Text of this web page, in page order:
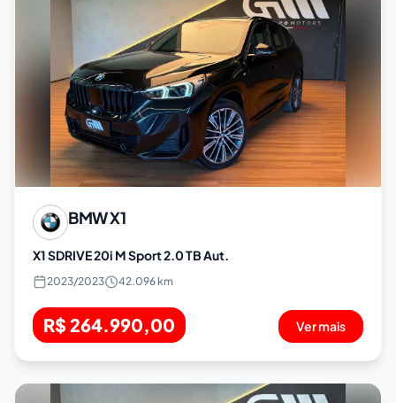
BMWX1
X1 SDRIVE 20i M Sport 2.0 TB Aut.
2023/2023 42.096 km
R$ 264.990,00 Ver mais